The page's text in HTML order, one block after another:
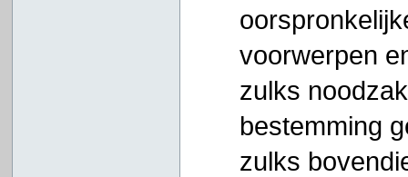
voorwerpen
zulks
bestemming
zulks